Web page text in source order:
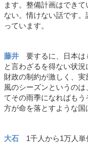
ます。整備計画はでき
ない。情けない話です
っています。
藤井 要するに、日本は
と言わざるを得ない状
財政の制約が激しく、
風のシーズンというの
てその雨季になればも
方が命を落とすような国
大石 1千人から1万人単